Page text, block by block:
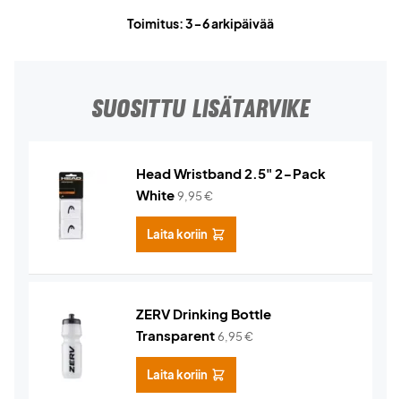
Toimitus: 3-6 arkipäivää
SUOSITTU LISÄTARVIKE
Head Wristband 2.5" 2-Pack
White9,95€
Laita koriin
ZERV Drinking Bottle
Transparent6,95€
Laita koriin